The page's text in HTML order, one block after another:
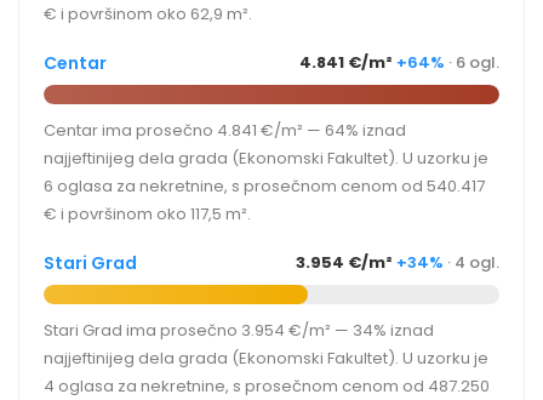
€ i površinom oko 62,9 m².
Centar 4.841 €/m² +64% · 6 ogl.
Centar ima prosečno 4.841 €/m² — 64% iznad
najjeftinijeg dela grada (Ekonomski Fakultet). U uzorku je
6 oglasa za nekretnine, s prosečnom cenom od 540.417
€ i površinom oko 117,5 m².
Stari Grad 3.954 €/m² +34% · 4 ogl.
Stari Grad ima prosečno 3.954 €/m² — 34% iznad
najjeftinijeg dela grada (Ekonomski Fakultet). U uzorku je
4 oglasa za nekretnine, s prosečnom cenom od 487.250